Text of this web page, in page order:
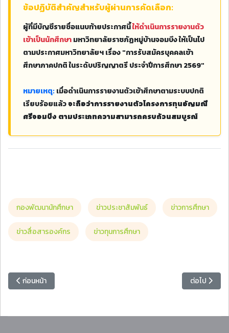
ข้อปฏิบัติสำคัญสำหรับผู้ผ่านการคัดเลือก:
ผู้ที่มีบัญชีรายชื่อแนบท้ายประกาศนี้ให้ดำเนินการรายงานตัว
เข้าเป็นนักศึกษามหาวิทยาลัยราชภัฏหมู่บ้านจอมบึง ให้เป็นไป
ตามประกาศมหาวิทยาลัยฯ เรื่อง "การรับสมัครบุคคลเข้า
ศึกษาภาคปกติ ในระดับปริญญาตรี ประจำปีการศึกษา 2569"
หมายเหตุ: เมื่อดำเนินการรายงานตัวเข้าศึกษาตามระบบปกติ
เรียบร้อยแล้วจะถือว่าการรายงานตัวโครงการทุนอัญมณี
ศรีจอมบึง ตามประเภทความสามารถครบถ้วนสมบูรณ์
กองพัฒนานักศึกษา ข่าวประชาสัมพันธ์ ข่าวการศึกษา
ข่าวสื่อสารองค์กร ข่าวทุนการศึกษา
เนื้อหาก่อนหน้า: คณะครุศาสตร์เปิดรับสมัครนักศึกษา หลักสูตรประกาศนี
ก่อนหน้า เนื้อหาถัดไ
ต่อไป